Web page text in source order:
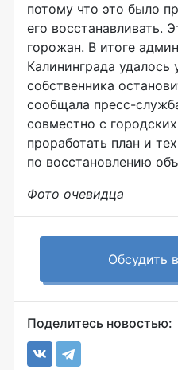
потому что это было
его восстанавливать.
горожан. В итоге
Калининграда удалось
собственника
сообщала пресс-
совместно с
проработать план и
по восстановлению
Фото очевидца
Обсудить
Поделитесь новостью: